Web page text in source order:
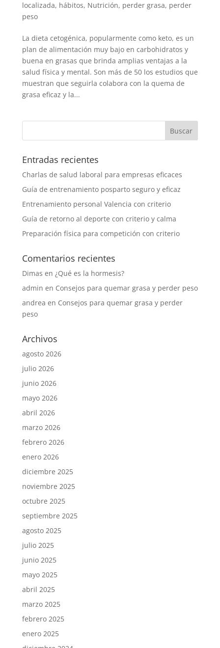
localizada, hábitos, Nutrición, perder grasa, perder
peso
La dieta cetogénica, popularmente como keto, es un
plan de alimentación muy bajo en carbohidratos y
buena en grasas que brinda amplias ventajas a la
salud física y mental. Son más de 50 los estudios que
muestran que seguirla colabora con la quema de
grasa eficaz y la...
Entradas recientes
Charlas de salud laboral para empresas eficaces
Guía de entrenamiento posparto seguro y eficaz
Entrenamiento personal Valencia con criterio
Guía de retorno al deporte con criterio y calma
Preparación física para competición con criterio
Comentarios recientes
Dimas en ¿Qué es la hormesis?
admin en Consejos para quemar grasa y perder peso
andrea en Consejos para quemar grasa y perder
peso
Archivos
agosto 2026
julio 2026
junio 2026
mayo 2026
abril 2026
marzo 2026
febrero 2026
enero 2026
diciembre 2025
noviembre 2025
octubre 2025
septiembre 2025
agosto 2025
julio 2025
junio 2025
mayo 2025
abril 2025
marzo 2025
febrero 2025
enero 2025